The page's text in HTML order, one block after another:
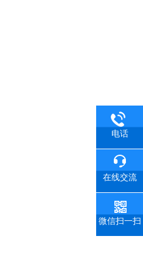
电话
在线交流
微信扫一扫